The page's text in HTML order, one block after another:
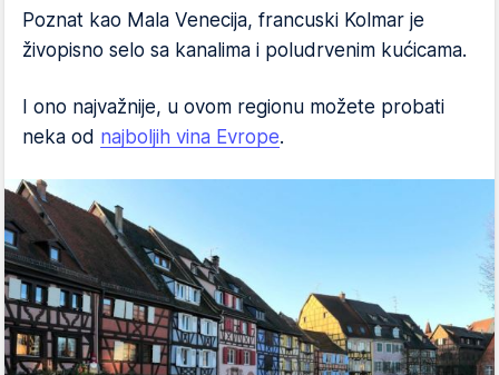
Poznat kao Mala Venecija, francuski Kolmar je
živopisno selo sa kanalima i poludrvenim kućicama.
I ono najvažnije, u ovom regionu možete probati
neka od najboljih vina Evrope.